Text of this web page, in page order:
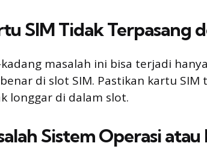
SIM Tidak Terpasang
masalah ini bisa terjadi
di slot SIM. Pastikan kartu
longgar di dalam slot.
Sistem Operasi